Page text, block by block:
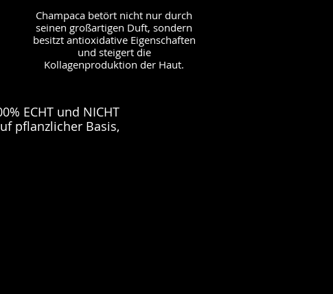
Champaca betört nicht nur durch
seinen großartigen Duft, sondern
besitzt antioxidative Eigenschaften
und steigert die
Kollagenproduktion der Haut.
ECHT und NICHT
pflanzlicher Basis,